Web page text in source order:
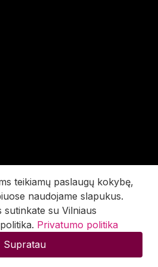
teikiamų paslaugų kokybę,
naudojame slapukus.
sutinkate su Vilniaus
Privatumo politika
Supratau